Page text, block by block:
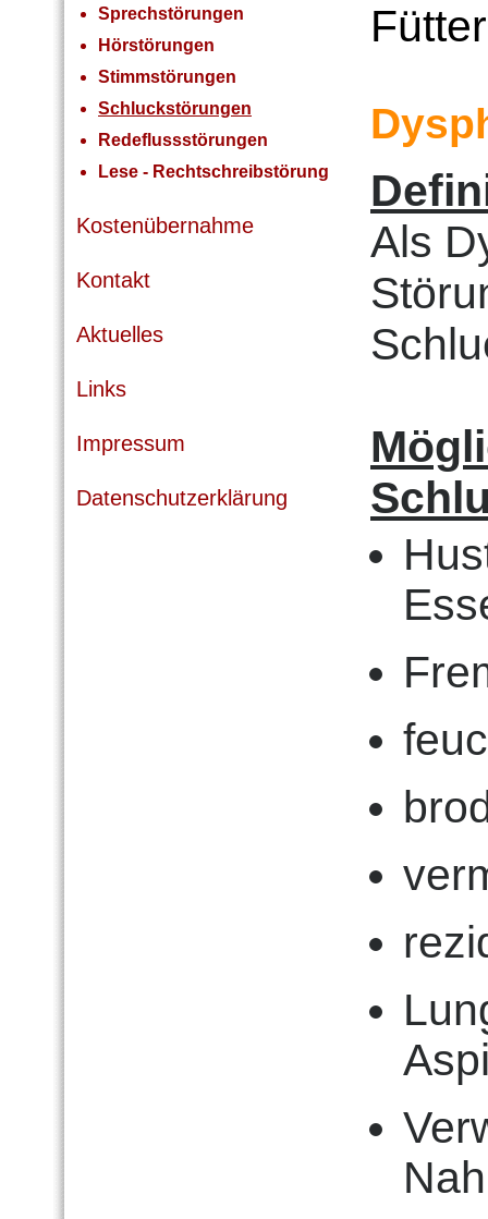
Sprechstörungen
Hörstörungen
Stimmstörungen
Schluckstörungen
Redeflussstörungen
Lese - Rechtschreibstörung
Kostenübernahme
Kontakt
Aktuelles
Links
Impressum
Datenschutzerklärung
Als